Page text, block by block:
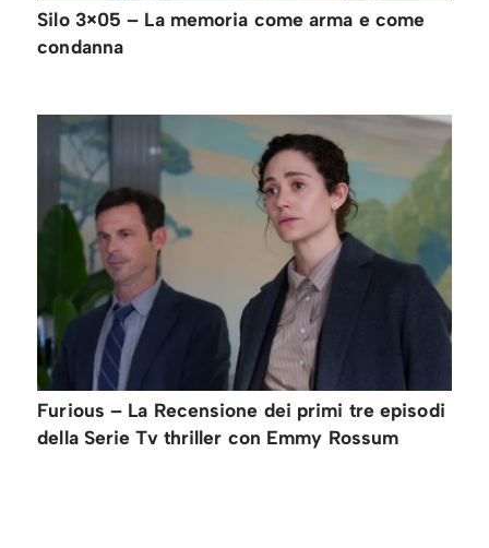
Silo 3×05 – La memoria come arma e come
condanna
Furious – La Recensione dei primi tre episodi
della Serie Tv thriller con Emmy Rossum